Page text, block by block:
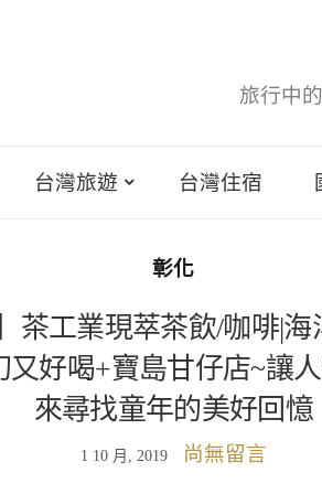
旅行中
台灣旅遊 台灣住宿
彰化
茶工業現萃茶飲/咖啡|
又好喝+寶島甘仔店~讓
來尋找童年的美好回憶
1 10 月, 2019 尚無留言